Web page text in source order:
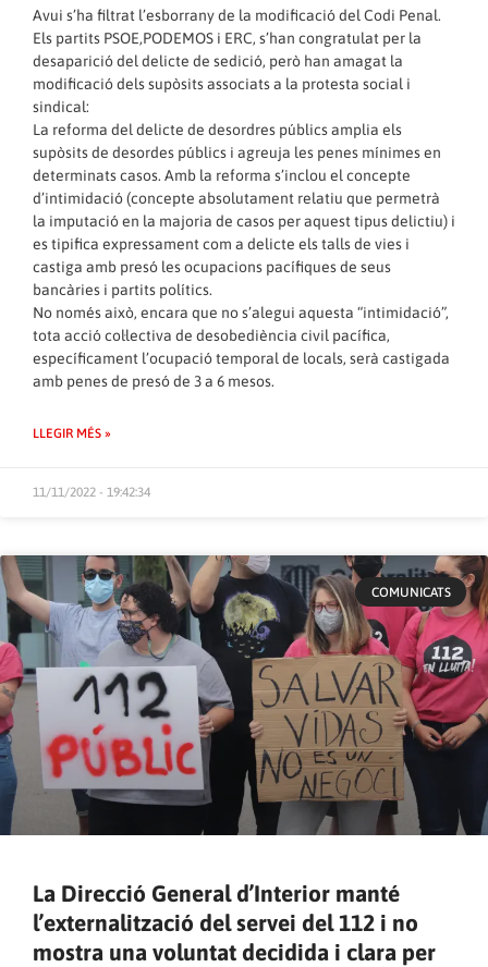
Avui s’ha filtrat l’esborrany de la modificació del Codi Penal.
Els partits PSOE,PODEMOS i ERC, s’han congratulat per la
desaparició del delicte de sedició, però han amagat la
modificació dels supòsits associats a la protesta social i
sindical:
La reforma del delicte de desordres públics amplia els
supòsits de desordes públics i agreuja les penes mínimes en
determinats casos. Amb la reforma s’inclou el concepte
d’intimidació (concepte absolutament relatiu que permetrà
la imputació en la majoria de casos per aquest tipus delictiu) i
es tipifica expressament com a delicte els talls de vies i
castiga amb presó les ocupacions pacífiques de seus
bancàries i partits polítics.
No només això, encara que no s’alegui aquesta “intimidació”,
tota acció col·lectiva de desobediència civil pacífica,
específicament l’ocupació temporal de locals, serà castigada
amb penes de presó de 3 a 6 mesos.
LLEGIR MÉS »
11/11/2022 - 19:42:34
COMUNICATS
La Direcció General d’Interior manté
l’externalització del servei del 112 i no
mostra una voluntat decidida i clara per